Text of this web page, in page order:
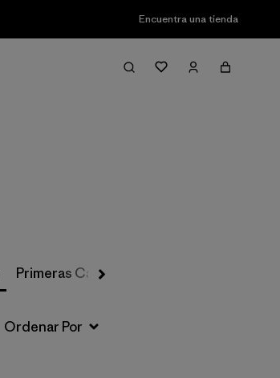
Encuentra una tienda
Filter & Sort
Primeras Capas, Calcetines y Ropa